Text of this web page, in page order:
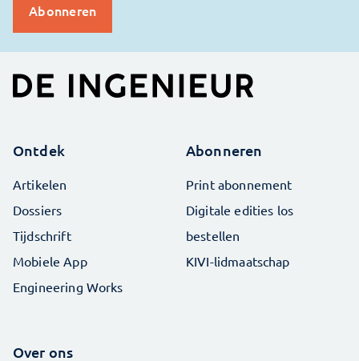
Ontdek
Artikelen
Dossiers
Tijdschrift
Mobiele App
Engineering Works
Abonneren
Print abonnement
Digitale edities los
bestellen
KIVI-lidmaatschap
Over ons